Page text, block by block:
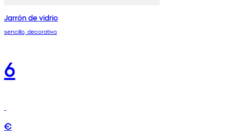
Jarrón de vidrio
sencillo, decorativo
6
€